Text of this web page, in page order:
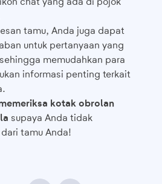
tamu, Anda juga dapat
untuk pertanyaan yang
memudahkan para
informasi penting terkait
kotak obrolan
supaya Anda tidak
tamu Anda!